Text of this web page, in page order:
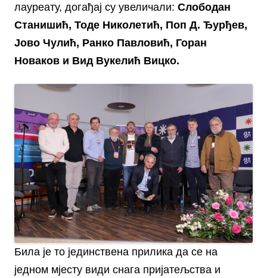
лауреату, догађај су увеличали: Слободан
Станишић, Тоде Николетић, Поп Д. Ђурђев,
Јово Чулић, Ранко Павловић, Горан
Новаков и Вид Вукелић Вицко.
Била је то јединствена прилика да се на
једном мјесту види снага пријатељства и